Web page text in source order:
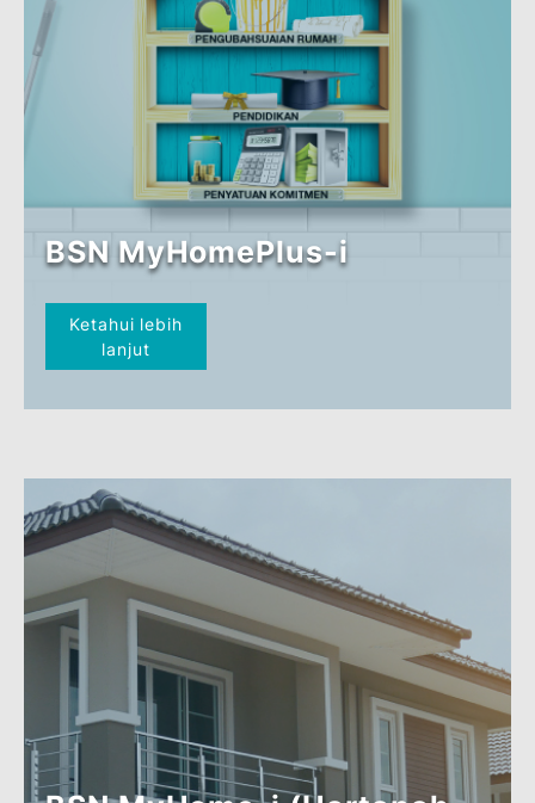
BSN MyHome-i
(SJKP-MADANI)
lanjut